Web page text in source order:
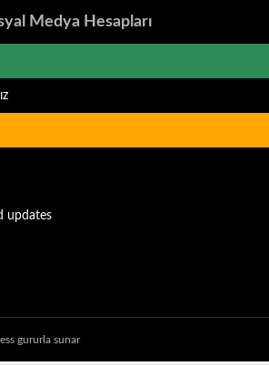
Medya Hesapları
updates
gururla sunar